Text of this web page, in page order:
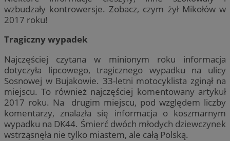
wzbudzały kontrowersje. Zobacz, czym żył Mikołów w
2017 roku!
Tragiczny wypadek
Najczęściej czytana w minionym roku informacja
dotyczyła lipcowego, tragicznego wypadku na ulicy
Sosnowej w Bujakowie. 33-letni motocyklista zginął na
miejscu. To również najczęściej komentowany artykuł
2017 roku. Na drugim miejscu, pod względem liczby
komentarzy, znalazła się informacja o koszmarnym
wypadku na DK44. Śmierć dwóch młodych dziewczynek
wstrząsnęła nie tylko miastem, ale całą Polską.